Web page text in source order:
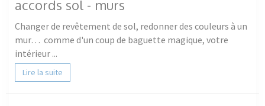
accords sol - murs
Changer de revêtement de sol, redonner des couleurs à un
mur… comme d'un coup de baguette magique, votre
intérieur ...
Lire la suite